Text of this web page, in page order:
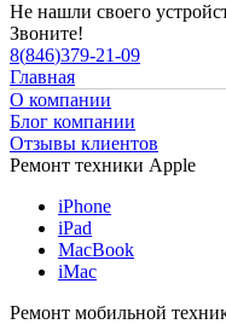
Не нашли своего
Звоните!
8(846)379-21-09
Главная
О компании
Блог компании
Отзывы клиентов
Ремонт техники Apple
iPhone
iPad
MacBook
iMac
Ремонт мобильной